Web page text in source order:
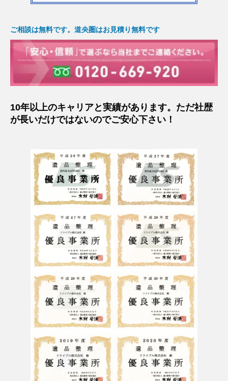
ご相談は無料です。道央圏はお見積り無料です
10年以上のキャリアと実績があります。ただ社歴
が長いだけではないのでご安心下さい！